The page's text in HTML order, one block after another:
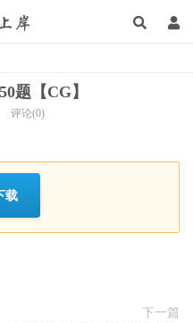
题【CG】
评论(0)
载
下一篇